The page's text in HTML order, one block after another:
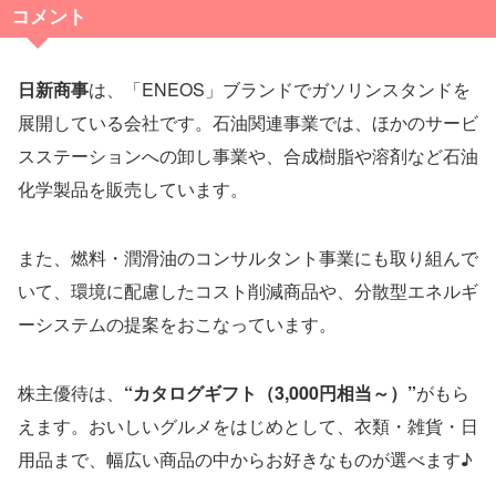
コメント
日新商事は、「ENEOS」ブランドでガソリンスタンドを
展開している会社です。石油関連事業では、ほかのサービ
スステーションへの卸し事業や、合成樹脂や溶剤など石油
化学製品を販売しています。
また、燃料・潤滑油のコンサルタント事業にも取り組んで
いて、環境に配慮したコスト削減商品や、分散型エネルギ
ーシステムの提案をおこなっています。
株主優待は、 “カタログギフト（3,000円相当～）”がもら
えます。おいしいグルメをはじめとして、衣類・雑貨・日
用品まで、幅広い商品の中からお好きなものが選べます♪